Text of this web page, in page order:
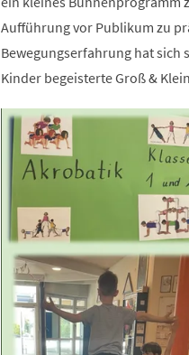
Aufführung vor Publikum zu
Bewegungserfahrung hat sich
Kinder begeisterte Groß &